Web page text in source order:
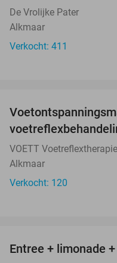
De Vrolijke Pater
Alkmaar
Verkocht: 411
OUT
VOETT Voetreflextherapie
Alkmaar
Verkocht: 120
Entree + limonade